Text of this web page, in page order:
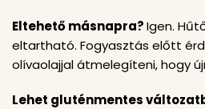
Eltehető másnapra?Igen.
eltartható. Fogyasztás előtt
olívaolajjal átmelegíteni, hogy
Lehet gluténmentes